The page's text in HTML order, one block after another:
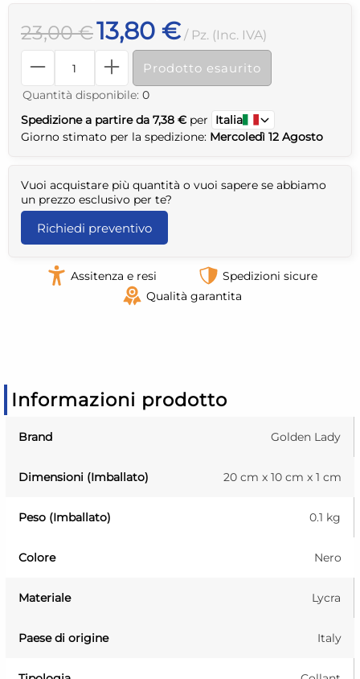
23,00 €13,80 € / Pz. (Inc. IVA)
Prodotto esaurito
Quantità disponibile: 0
Spedizione a partire da 7,38 € per
Italia
Giorno stimato per la spedizione: Mercoledì 12 Agosto
Vuoi acquistare più quantità o vuoi sapere se abbiamo
un prezzo esclusivo per te?
Richiedi preventivo
Assitenza e resi
Spedizioni sicure
Qualità garantita
Informazioni prodotto
Brand Golden Lady
Dimensioni (Imballato) 20 cm x 10 cm x 1 cm
Peso (Imballato) 0.1 kg
Colore Nero
Materiale Lycra
Paese di origine Italy